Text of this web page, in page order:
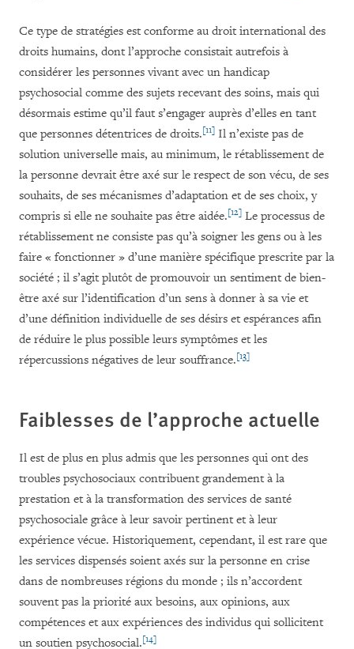
Ce type de stratégies est conforme au droit international des
droits humains, dont l’approche consistait autrefois à
considérer les personnes vivant avec un handicap
psychosocial comme des sujets recevant des soins, mais qui
désormais estime qu’il faut s’engager auprès d’elles en tant
que personnes détentrices de droits.[11] Il n’existe pas de
solution universelle mais, au minimum, le rétablissement de
la personne devrait être axé sur le respect de son vécu, de ses
souhaits, de ses mécanismes d’adaptation et de ses choix, y
compris si elle ne souhaite pas être aidée.[12] Le processus de
rétablissement ne consiste pas qu’à soigner les gens ou à les
faire « fonctionner » d’une manière spécifique prescrite par la
société ; il s’agit plutôt de promouvoir un sentiment de bien-
être axé sur l’identification d’un sens à donner à sa vie et
d’une définition individuelle de ses désirs et espérances afin
de réduire le plus possible leurs symptômes et les
répercussions négatives de leur souffrance.[13]
Faiblesses de l’approche actuelle
Il est de plus en plus admis que les personnes qui ont des
troubles psychosociaux contribuent grandement à la
prestation et à la transformation des services de santé
psychosociale grâce à leur savoir pertinent et à leur
expérience vécue. Historiquement, cependant, il est rare que
les services dispensés soient axés sur la personne en crise
dans de nombreuses régions du monde ; ils n’accordent
souvent pas la priorité aux besoins, aux opinions, aux
compétences et aux expériences des individus qui sollicitent
un soutien psychosocial.[14]